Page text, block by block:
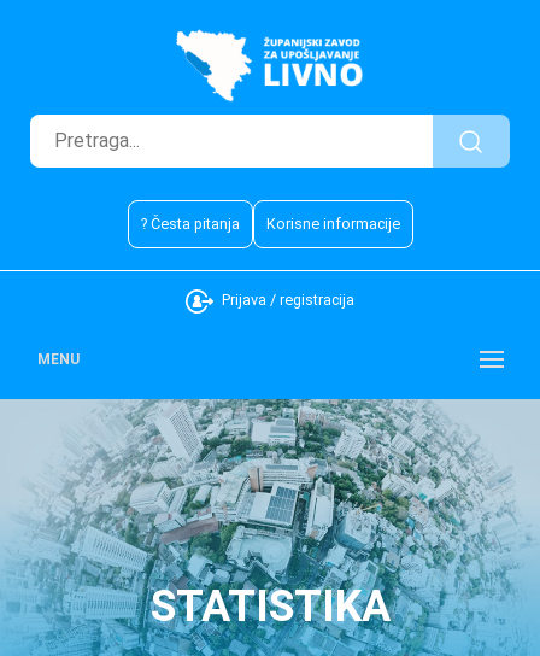
? Česta pitanja Korisne informacije
MENU
Prijava / registracija
STATISTIKA